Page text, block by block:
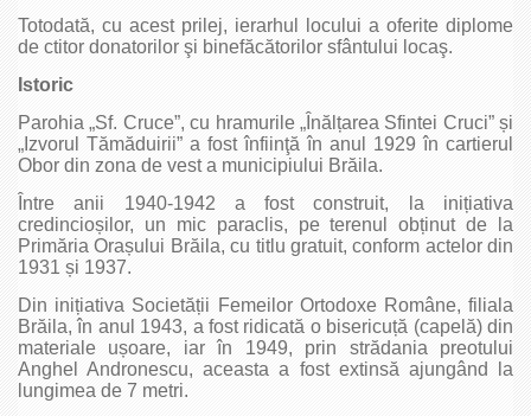
Totodată, cu acest prilej, ierarhul locului a oferite diplome
de ctitor donatorilor şi binefăcătorilor sfântului locaş.
Istoric
Parohia „Sf. Cruce”, cu hramurile „Înălțarea Sfintei Cruci” și
„Izvorul Tămăduirii” a fost înfiinţă în anul 1929 în cartierul
Obor din zona de vest a municipiului Brăila.
Între anii 1940-1942 a fost construit, la inițiativa
credincioșilor, un mic paraclis, pe terenul obținut de la
Primăria Orașului Brăila, cu titlu gratuit, conform actelor din
1931 și 1937.
Din inițiativa Societății Femeilor Ortodoxe Române, filiala
Brăila, în anul 1943, a fost ridicată o bisericuță (capelă) din
materiale ușoare, iar în 1949, prin strădania preotului
Anghel Andronescu, aceasta a fost extinsă ajungând la
lungimea de 7 metri.